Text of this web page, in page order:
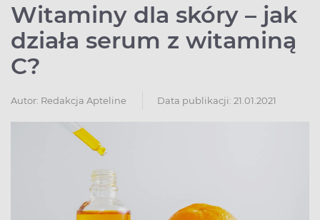
Witaminy dla skóry – jak
działa serum z witaminą
C?
Autor: Redakcja Apteline Data publikacji: 21.01.2021